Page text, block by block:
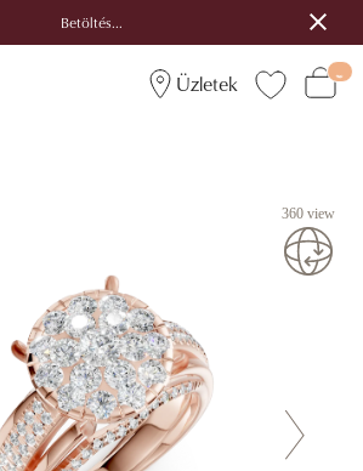
Betöltés...
Üzletek
360 view